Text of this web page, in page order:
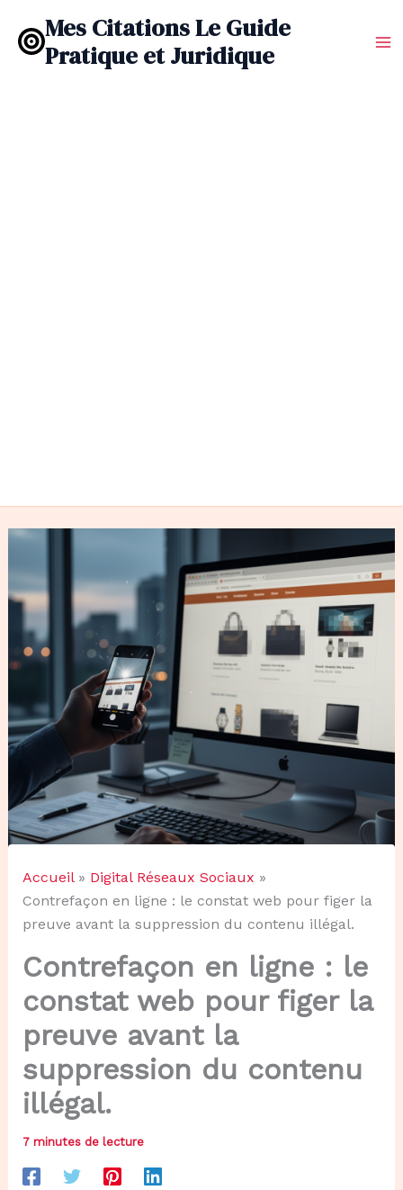
contenu
Mes Citations Le Guide
Pratique et Juridique
Accueil
Digital Réseaux Sociaux
Contrefaçon en ligne : le constat web pour figer la
preuve avant la suppression du contenu illégal.
Contrefaçon en ligne : le
constat web pour figer la
preuve avant la
suppression du contenu
illégal.
7 minutes de lecture